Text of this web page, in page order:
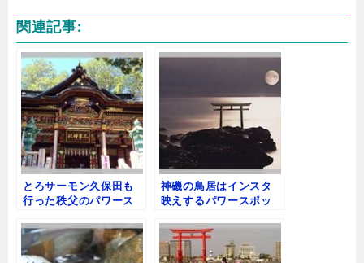
n
e
a
c
e
b
o
o
k
at
e
o
c
k
t
有
関連記事:
とろサーモン久保田も
行った秩父のパワース
り】
神磯の鳥居はインスタ
映えするパワースポッ
生！